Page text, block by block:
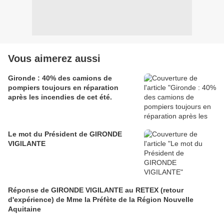
Vous aimerez aussi
Gironde : 40% des camions de
pompiers toujours en réparation
après les incendies de cet été.
Le mot du Président de GIRONDE
VIGILANTE
Réponse de GIRONDE VIGILANTE au RETEX (retour
d'expérience) de Mme la Préfète de la Région Nouvelle
Aquitaine